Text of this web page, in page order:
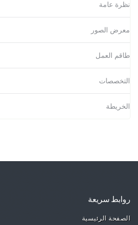
نظرة عامة
معرض الصور
طاقم العمل
التخصصات
الخريطة
روابط سريعة
الصفحة الرئيسية